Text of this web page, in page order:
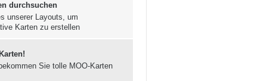
durchsuchen
unserer Layouts, um
Karten zu erstellen
Sie tolle MOO-Karten